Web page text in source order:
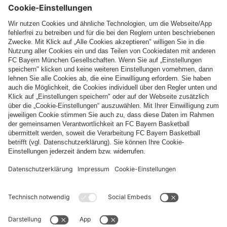
Folge uns
Zahlung & Lieferung
FC Bayern Store App
WIDERRUF